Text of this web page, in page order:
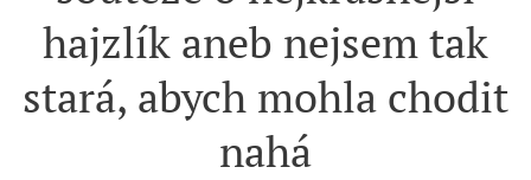
hajzlík aneb nejsem tak
stará, abych mohla chodit
nahá